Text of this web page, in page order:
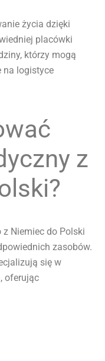
życia dzięki
placówki
którzy mogą
na logistyce
z
Niemiec do Polski
zasobów.
się w
, oferując